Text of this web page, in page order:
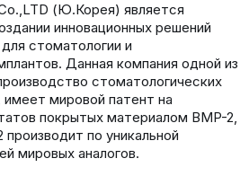
(Ю.Корея) является
инновационных решений
стоматологии и
Данная компания одной из
стоматологических
мировой патент на
покрытых материалом BMP-2,
по уникальной
мировых аналогов.